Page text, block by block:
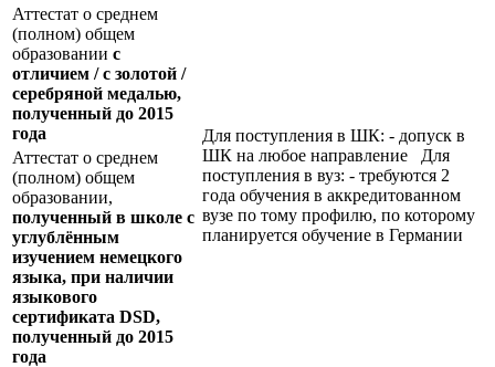
Аттестат о среднем
(полном) общем
образовании с
отличием / с золотой /
серебряной медалью,
полученный до 2015
года
Для поступления в ШК: - допуск в
ШК на любое направление Для
поступления в вуз: - требуются 2
года обучения в аккредитованном
вузе по тому профилю, по которому
планируется обучение в Германии
Аттестат о среднем
(полном) общем
образовании,
полученный в школе с
углублённым
изучением немецкого
языка, при наличии
языкового
сертификата DSD,
полученный до 2015
года